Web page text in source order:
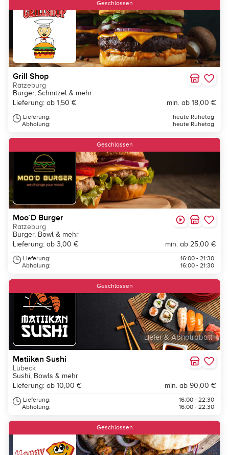
Geschlossen
Grill Shop
Ratzeburg
Burger, Schnitzel & mehr
Lieferung: ab 1,50 €
min. ab 18,00 €
Lieferung:
Abholung:
heute Ruhetag
heute Ruhetag
Geschlossen
Moo´D Burger
Ratzeburg
Burger, Bowl & mehr
Lieferung: ab 3,00 €
min. ab 25,00 €
Lieferung:
Abholung:
16:00 - 21:30
16:00 - 21:30
Liefer & Abholrabatt
Geschlossen
Matiikan Sushi
Lübeck
Sushi, Bowls & mehr
Lieferung: ab 10,00 €
min. ab 90,00 €
Lieferung:
Abholung:
16:00 - 22:30
16:00 - 22:30
Geschlossen